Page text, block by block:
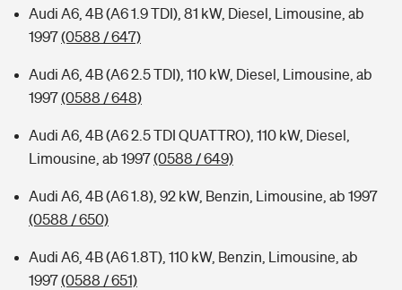
Audi A6, 4B (A6 1.9 TDI), 81 kW, Diesel, Limousine, ab
1997(0588 / 647)
Audi A6, 4B (A6 2.5 TDI), 110 kW, Diesel, Limousine, ab
1997(0588 / 648)
Audi A6, 4B (A6 2.5 TDI QUATTRO), 110 kW, Diesel,
Limousine, ab 1997(0588 / 649)
Audi A6, 4B (A6 1.8), 92 kW, Benzin, Limousine, ab 1997
(0588 / 650)
Audi A6, 4B (A6 1.8T), 110 kW, Benzin, Limousine, ab
1997(0588 / 651)